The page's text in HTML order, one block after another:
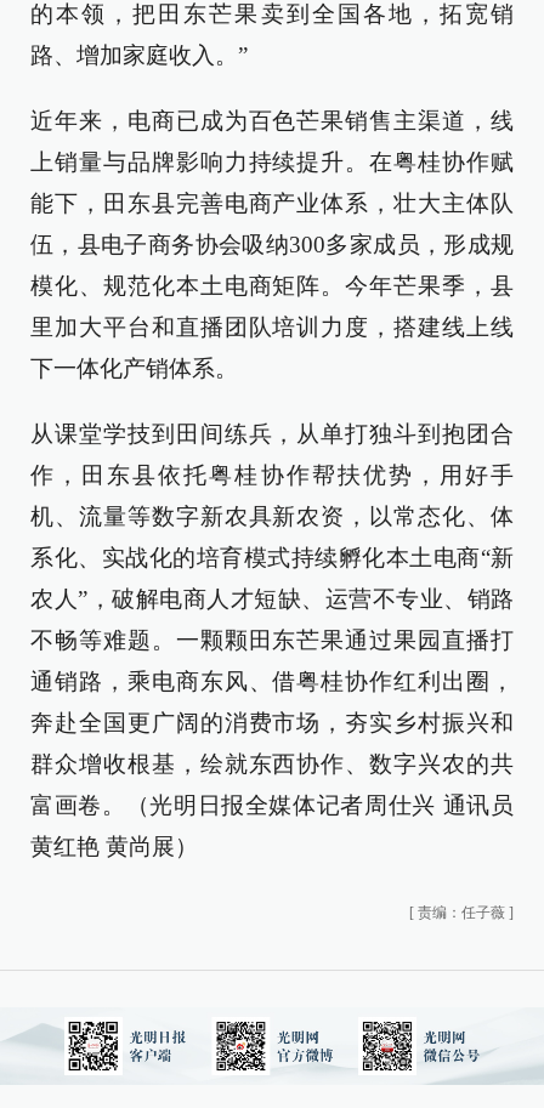
的本领，把田东芒果卖到全国各地，拓宽销
路、增加家庭收入。”
近年来，电商已成为百色芒果销售主渠道，线
上销量与品牌影响力持续提升。在粤桂协作赋
能下，田东县完善电商产业体系，壮大主体队
伍，县电子商务协会吸纳300多家成员，形成规
模化、规范化本土电商矩阵。今年芒果季，县
里加大平台和直播团队培训力度，搭建线上线
下一体化产销体系。
从课堂学技到田间练兵，从单打独斗到抱团合
作，田东县依托粤桂协作帮扶优势，用好手
机、流量等数字新农具新农资，以常态化、体
系化、实战化的培育模式持续孵化本土电商“新
农人”，破解电商人才短缺、运营不专业、销路
不畅等难题。一颗颗田东芒果通过果园直播打
通销路，乘电商东风、借粤桂协作红利出圈，
奔赴全国更广阔的消费市场，夯实乡村振兴和
群众增收根基，绘就东西协作、数字兴农的共
富画卷。（光明日报全媒体记者周仕兴 通讯员
黄红艳 黄尚展）
[ 责编：任子薇 ]